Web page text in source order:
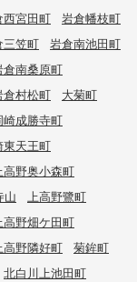
西宮田町
岩倉幡枝町
三笠町
岩倉南池田町
倉南桑原町
倉村松町
大菊町
崎成勝寺町
東天王町
高野奥小森町
山
上高野鷺町
高野畑ケ田町
高野隣好町
菊鉾町
北白川上池田町